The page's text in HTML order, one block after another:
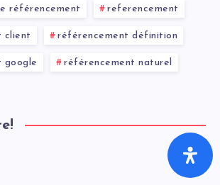
référencement referencement
client référencement définition
google référencement naturel